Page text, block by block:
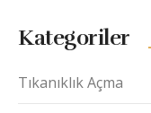
Kategoriler
Tıkanıklık Açma